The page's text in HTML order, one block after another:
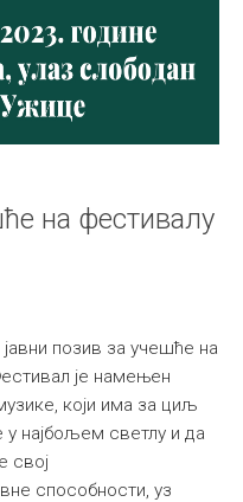
на фестивалу
позив за учешће на
је намењен
који има за циљ
најбољем светлу и да
свој
способности, уз